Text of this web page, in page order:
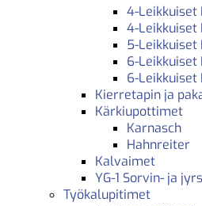
4-Leikkuiset
4-
5-Leikkuiset
6-Leikkuiset
6-
Kierretapin ja
Kärkiupottimet
Karnasch
Hahnreiter
Kalvaimet
YG-1 Sorvin- ja
Työkalupitimet